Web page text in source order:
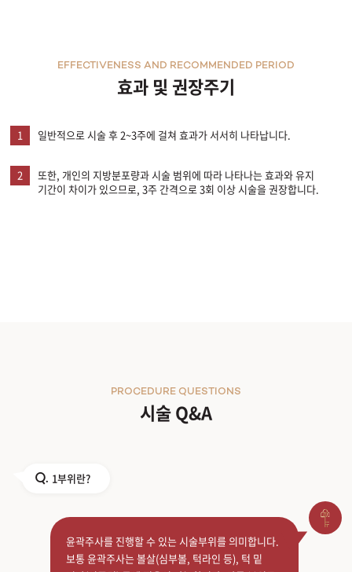
효과 및 권장주기
EFFECTIVENESS AND RECOMMENDED PERIOD
1 일반적으로 시술 후 2~3주에 걸쳐 효과가 서서히 나타납니다.
2
또한, 개인의 지방분포량과 시술 범위에 따라 나타나는 효과와 유지
기간이 차이가 있으므로, 3주 간격으로 3회 이상 시술을 권장합니다.
시술 Q&A
PROCEDURE QUESTIONS
Q. 1부위란?
윤곽주사를 진행할 수 있는 시술부위를 의미합니다.
보통 윤곽주사는 볼살(심부볼, 턱라인 등), 턱 밑